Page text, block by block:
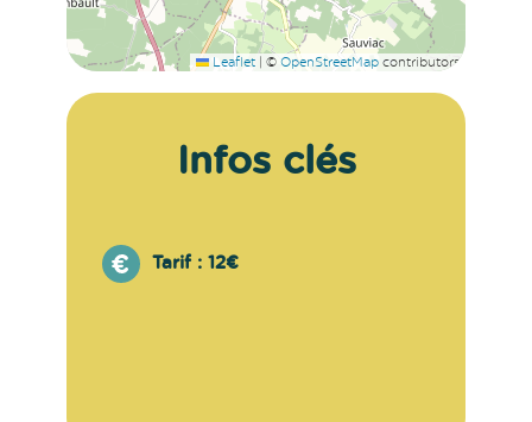
Leaflet | © OpenStreetMap contributors
Infos clés
Tarif : 12€